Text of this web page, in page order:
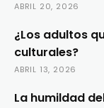
ABRIL 20, 2026
¿Los adultos
culturales?
ABRIL 13, 2026
La humildad